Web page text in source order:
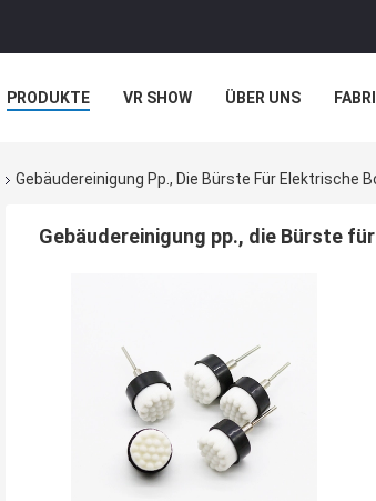
PRODUKTE VR SHOW ÜBER UNS
Gebäudereinigung Pp., Die Bürste Für Elektrische
Gebäudereinigung pp., die Bürste